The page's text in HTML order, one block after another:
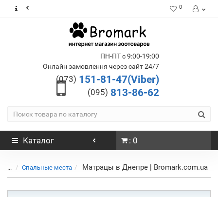
0
ПН-ПТ с 9:00-19:00
Онлайн замовлення через сайт 24/7
(073) 151-81-47(Viber)
(095) 813-86-62
Каталог : 0
... Спальные места Матрацы в Днепре | Bromark.com.ua